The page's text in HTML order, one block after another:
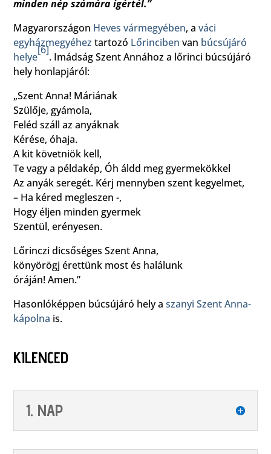
minden nép számára ígértél.”
Magyarországon Heves vármegyében, a váci
egyházmegyéhez tartozó Lőrinciben van búcsújáró
helye
[6]
. Imádság Szent Annához a lőrinci búcsújáró
hely honlapjáról:
„Szent Anna! Máriának
Szülője, gyámola,
Feléd száll az anyáknak
Kérése, óhaja.
A kit követniök kell,
Te vagy a példakép, Óh áldd meg gyermekökkel
Az anyák seregét. Kérj mennyben szent kegyelmet,
– Ha kéred megleszen -,
Hogy éljen minden gyermek
Szentül, erényesen.
Lőrinczi dicsőséges Szent Anna,
könyörögj érettünk most és halálunk
óráján! Amen.”
Hasonlóképpen búcsújáró hely a szanyi Szent Anna-
kápolna is.
KILENCED
1. NAP